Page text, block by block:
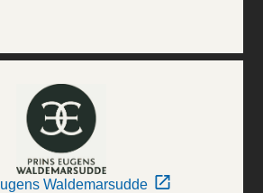
Waldemarsudde